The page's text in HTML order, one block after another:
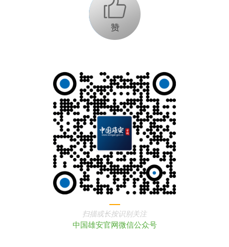
+1
扫描或长按识别关注
中国雄安官网微信公众号